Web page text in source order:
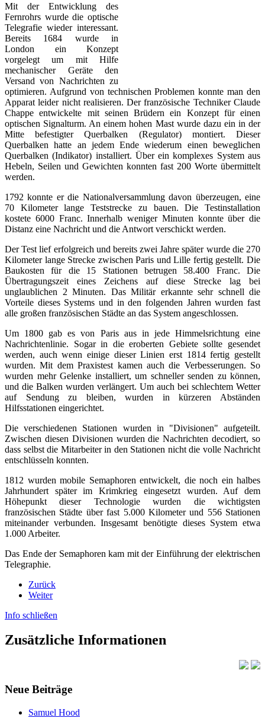
Mit der Entwicklung des
Fernrohrs wurde die optische
Telegrafie wieder interessant.
Bereits 1684 wurde in
London ein Konzept
vorgelegt um mit Hilfe
mechanischer Geräte den
Versand von Nachrichten zu
optimieren. Aufgrund von technischen Problemen konnte man den
Apparat leider nicht realisieren. Der französische Techniker Claude
Chappe entwickelte mit seinen Brüdern ein Konzept für einen
optischen Signalturm. An einem hohen Mast wurde dazu ein in der
Mitte befestigter Querbalken (Regulator) montiert. Dieser
Querbalken hatte an jedem Ende wiederum einen beweglichen
Querbalken (Indikator) installiert. Über ein komplexes System aus
Hebeln, Seilen und Gewichten konnten fast 200 Worte übermittelt
werden.
1792 konnte er die Nationalversammlung davon überzeugen, eine
70 Kilometer lange Teststrecke zu bauen. Die Testinstallation
kostete 6000 Franc. Innerhalb weniger Minuten konnte über die
Distanz eine Nachricht und die Antwort verschickt werden.
Der Test lief erfolgreich und bereits zwei Jahre später wurde die 270
Kilometer lange Strecke zwischen Paris und Lille fertig gestellt. Die
Baukosten für die 15 Stationen betrugen 58.400 Franc. Die
Übertragungszeit eines Zeichens auf diese Strecke lag bei
unglaublichen 2 Minuten. Das Militär erkannte sehr schnell die
Vorteile dieses Systems und in den folgenden Jahren wurden fast
alle großen französischen Städte an das System angeschlossen.
Um 1800 gab es von Paris aus in jede Himmelsrichtung eine
Nachrichtenlinie. Sogar in die eroberten Gebiete sollte gesendet
werden, auch wenn einige dieser Linien erst 1814 fertig gestellt
wurden. Mit dem Praxistest kamen auch die Verbesserungen. So
wurden mehr Gelenke installiert, um schneller senden zu können,
und die Balken wurden verlängert. Um auch bei schlechtem Wetter
auf Sendung zu bleiben, wurden in kürzeren Abständen
Hilfsstationen eingerichtet.
Die verschiedenen Stationen wurden in "Divisionen" aufgeteilt.
Zwischen diesen Divisionen wurden die Nachrichten decodiert, so
dass selbst die Mitarbeiter in den Stationen nicht die volle Nachricht
entschlüsseln konnten.
1812 wurden mobile Semaphoren entwickelt, die noch ein halbes
Jahrhundert später im Krimkrieg eingesetzt wurden. Auf dem
Höhepunkt dieser Technologie wurden die wichtigsten
französischen Städte über fast 5.000 Kilometer und 556 Stationen
miteinander verbunden. Insgesamt benötigte dieses System etwa
1.000 Arbeiter.
Das Ende der Semaphoren kam mit der Einführung der elektrischen
Telegraphie.
Zurück
Weiter
Info schließen
Zusätzliche Informationen
Neue Beiträge
Samuel Hood